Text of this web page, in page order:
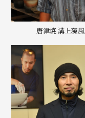
唐津焼 溝上藻風